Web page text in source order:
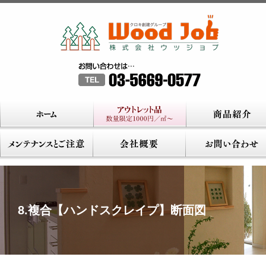
8.複合【ハンドスクレイプ】断面図